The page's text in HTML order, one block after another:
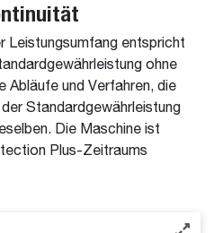
Leistungsumfang entspricht
ohne
Abläufe und Verfahren, die
Standardgewährleistung
Die Maschine ist
Plus-Zeitraums